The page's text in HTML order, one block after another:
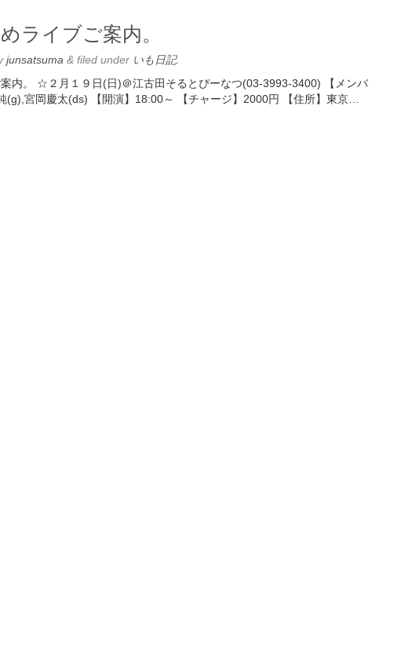
ライブご案内。
junsatsuma & filed under いも日記.
内。 ☆２月１９日(日)＠江古田そるとぴーなつ(03-3993-3400) 【メンバ
(g),宮岡慶太(ds) 【開演】18:00～ 【チャージ】2000円 【住所】東京…